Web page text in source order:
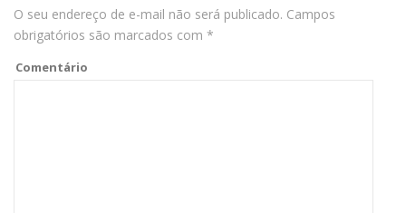
O seu endereço de e-mail não será publicado. Campos
obrigatórios são marcados com *
Comentário